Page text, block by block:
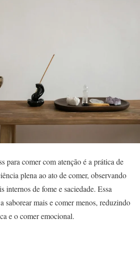
para comer com atenção é a prática de
plena ao ato de comer, observando
internos de fome e saciedade. Essa
saborear mais e comer menos, reduzindo
e o comer emocional.